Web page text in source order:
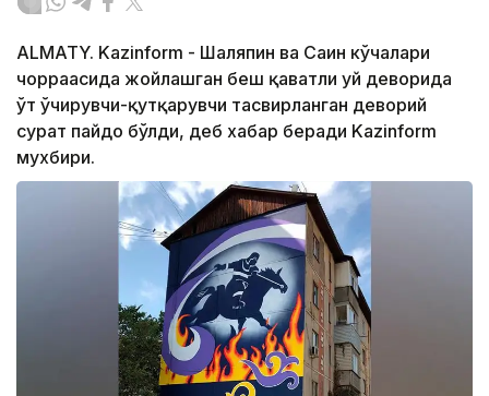
ALMATY. Kazinform - Шаляпин ва Саин кўчалари
чорраҳасида жойлашган беш қаватли уй деворида
ўт ўчирувчи-қутқарувчи тасвирланган деворий
сурат пайдо бўлди, деб хабар беради Kazinform
мухбири.